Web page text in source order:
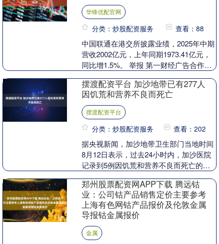
华锋优配官网
分类：炒股配资服务 查看：88
中国联通在港交所披露业绩，2025年中期
营收2002亿元，上年同期1973.41亿元，
同比增1.5%。 举报 第一财经广告合作，
摆渡配资平台 加沙地带已有277人
因饥荒和营养不良而死亡
摆渡配资平台
分类：炒股配资服务 查看：202
据央视新闻，加沙地带卫生部门当地时间
8月12日表示，过去24小时内，加沙医院
记录到5例因饥荒和营养不良而死亡的新
加沙地带因饥....
郑州股票配资网APP下载 腾远钴
业：公司钴产品销售定价主要参考
上海有色网钴产品报价及伦敦金属
导报钴金属报价
金属